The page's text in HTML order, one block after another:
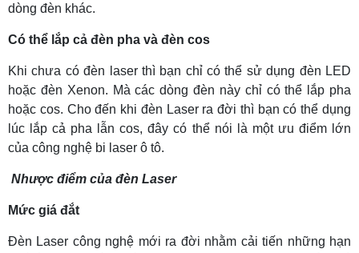
dòng đèn khác.
Có thể lắp cả đèn pha và đèn cos
Khi chưa có đèn laser thì bạn chỉ có thể sử dụng đèn LED
hoặc đèn Xenon. Mà các dòng đèn này chỉ có thể lắp pha
hoặc cos. Cho đến khi đèn Laser ra đời thì bạn có thể dụng
lúc lắp cả pha lẫn cos, đây có thể nói là một ưu điểm lớn
của công nghệ bi laser ô tô.
Nhược điểm của đèn Laser
Mức giá đắt
Đèn Laser công nghệ mới ra đời nhằm cải tiến những hạn